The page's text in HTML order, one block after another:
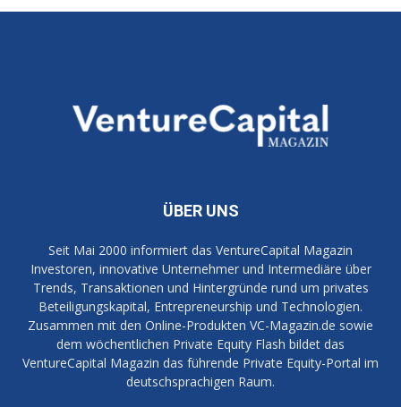
ÜBER UNS
Seit Mai 2000 informiert das VentureCapital Magazin
Investoren, innovative Unternehmer und Intermediäre über
Trends, Transaktionen und Hintergründe rund um privates
Beteiligungskapital, Entrepreneurship und Technologien.
Zusammen mit den Online-Produkten VC-Magazin.de sowie
dem wöchentlichen Private Equity Flash bildet das
VentureCapital Magazin das führende Private Equity-Portal im
deutschsprachigen Raum.